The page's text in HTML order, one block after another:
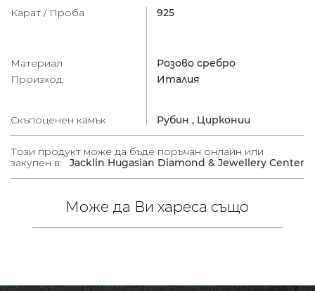
Карат / Проба 925
Материал
Розово сребро
Произход
Италия
Скъпоценен камък Рубин , Цирконии
Този продукт може да бъде поръчан онлайн или
закупен в:
Jacklin Hugasian Diamond & Jewellery Center
Може да Ви хареса също